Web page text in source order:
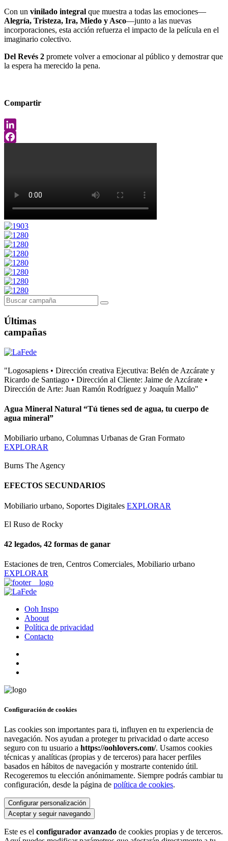
Con un vinilado integral que muestra a todas las emociones—
Alegría, Tristeza, Ira, Miedo y Asco—junto a las nuevas
incorporaciones, esta acción refuerza el impacto de la película en el
imaginario colectivo.
Del Revés 2 promete volver a emocionar al público y demostrar que
la espera ha merecido la pena.
Compartir
LinkedIn
Últimas
campañas
"Logosapiens • Dirección creativa Ejecutiva: Belén de Azcárate y
Ricardo de Santiago • Dirección al Cliente: Jaime de Azcárate •
Dirección de Arte: Juan Ramón Rodríguez y Joaquín Mallo"
Agua Mineral Natural “Tú tienes sed de agua, tu cuerpo de
agua mineral”
Mobiliario urbano, Columnas Urbanas de Gran Formato
EXPLORAR
Burns The Agency
EFECTOS SECUNDARIOS
Mobiliario urbano, Soportes Digitales EXPLORAR
El Ruso de Rocky
42 legados, 42 formas de ganar
Estaciones de tren, Centros Comerciales, Mobiliario urbano
EXPLORAR
Ooh Inspo
Aboout
Política de privacidad
Contacto
Configuración de cookies
Las cookies son importantes para ti, influyen en tu experiencia de
navegación. Nos ayudan a proteger tu privacidad o darte acceso
seguro con tu usuario a https://oohlovers.com/. Usamos cookies
técnicas y analíticas (propias y de terceros) para hacer perfiles
basados en hábitos de navegación y mostrarte contenido útil.
Recogeremos tu elección anónimamente. Siempre podrás cambiar tu
configuración, desde la página de política de cookies.
Configurar personalización
Aceptar y seguir navegando
Este es el configurador avanzado de cookies propias y de terceros.